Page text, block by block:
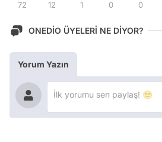
72 12 1 0 0
ONEDİO ÜYELERİ NE DİYOR?
Yorum Yazın